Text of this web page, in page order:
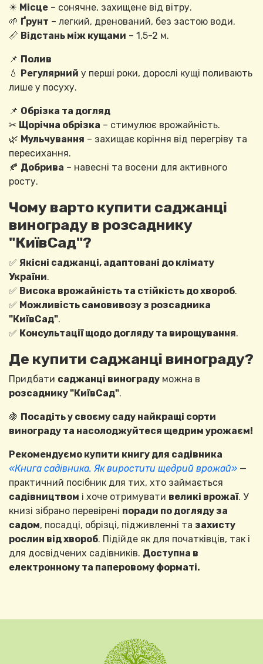
☀ Місце – сонячне, захищене від вітру.
🌱 Ґрунт – легкий, дренований, без застою води.
📏 Відстань між кущами – 1,5-2 м.
📌 Полив
💧 Регулярний у перші роки, дорослі кущі поливають
лише у посуху.
📌 Обрізка та догляд
✂ Щорічна обрізка – стимулює врожайність.
🌿 Мульчування – захищає коріння від перегріву та
пересихання.
🍂 Добрива – навесні та восени для активного
росту.
Чому варто купити саджанці
винограду в розсаднику
"КиївСад"?
✅ Якісні саджанці, адаптовані до клімату
України.
✅ Висока врожайність та стійкість до хвороб.
✅ Можливість самовивозу з розсадника
"КиївСад".
✅ Консультації щодо догляду та вирощування.
Де купити саджанці винограду?
Придбати саджанці винограду можна в
розсаднику "КиївСад".
🍇 Посадіть у своєму саду найкращі сорти
винограду та насолоджуйтеся щедрим урожаєм!
Рекомендуємо купити книгу для садівника
«Книга садівника. Як виростити щедрий врожай» —
практичний посібник для тих, хто займається
садівництвом і хоче отримувати великі врожаї. У
книзі зібрано перевірені поради по догляду за
садом, посадці, обрізці, підживленні та захисту
рослин від хвороб. Підійде як для початківців, так і
для досвідчених садівників. Доступна в
електронному та паперовому форматі.